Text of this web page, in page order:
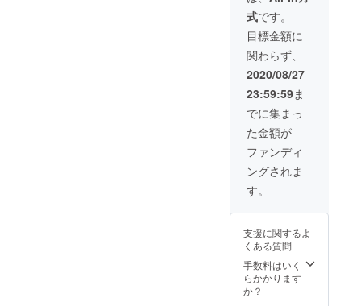
ださ
い。
掲載に
使用さ
れるお
名前を
お書き
い。 ※
万が一
が開催
できな
場合に
クレ
ジット
掲載の
みとな
りま
す。ご
い。
レット
にチラ
シを挟
み込む
かをお
選びい
ただけ
ます。
公演が
始まる
前、途
中休憩
中にCM
を投影
きま
万が一
本公演
が開催
できな
式です。
目標金額に
関わらず、
2020/08/27
23:59:59ま
でに集まっ
た金額が
ファンディ
ングされま
す。
支援に関するよ
くある質問
手数料はいく
らかかります
か？